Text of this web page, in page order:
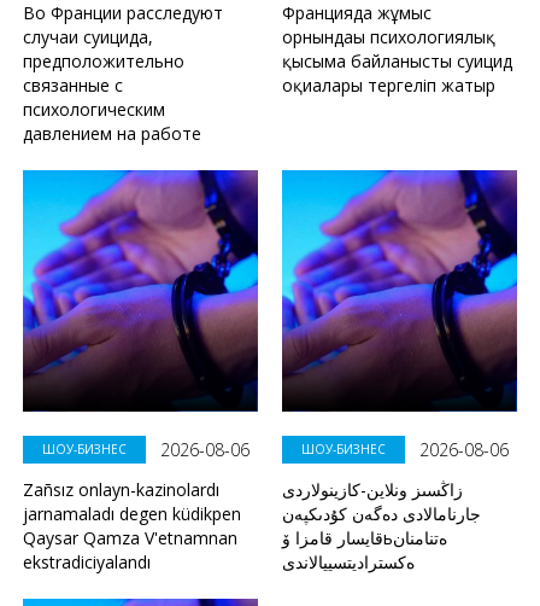
Во Франции расследуют
случаи суицида,
предположительно
связанные с
психологическим
давлением на работе
Францияда жұмыс
орнындағы психологиялық
қысымға байланысты суицид
оқиғалары тергеліп жатыр
ШОУ-БИЗНЕС
2026-08-06
Zañsız onlayn-kazinolardı
jarnamaladı degen küdikpen
Qaysar Qamza V'etnamnan
ekstradiciyalandı
ШОУ-БИЗНЕС
2026-08-06
زاڭسىز ونلاين-كازينولاردى
جارنامالادى دەگەن كۇدىكپەن
قايسار قامزا ۆьەتنامنان
ەكستراديتسييالاندى